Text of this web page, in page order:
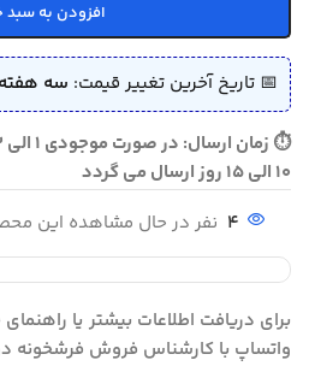
افزودن به سبد
📅 تاریخ آخرین تغییر قیمت: سه هفته پیش
10 الی 15 روز ارسال می گردد
4 نفر در حال مشاهده این
برای دریافت اطلاعات بیشتر یا
واتساپ با کارشناس فروش فرشخونه در